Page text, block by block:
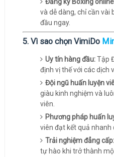
và dễ dàng, chỉ cần vài
đầu ngay.
5. Vì sao chọn VimiDo
Uy tín hàng đầu:Tập
định vị thế với các dịch
Đội ngũ huấn luyện
giàu kinh nghiệm và
viên.
Phương pháp huấn
viên đạt kết quả nhanh
Trải nghiệm đẳng cấp:
tự hào khi trở thành